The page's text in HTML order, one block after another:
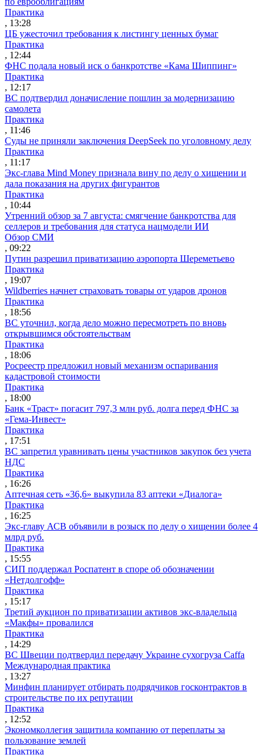
Практика
, 13:28
ЦБ ужесточил требования к листингу ценных бумаг
Практика
, 12:44
ФНС подала новый иск о банкротстве «Кама Шиппинг»
Практика
, 12:17
ВС подтвердил доначисление пошлин за модернизацию
самолета
Практика
, 11:46
Суды не приняли заключения DeepSeek по уголовному делу
Практика
, 11:17
Экс-глава Mind Money признала вину по делу о хищении и
дала показания на других фигурантов
Практика
, 10:44
Утренний обзор за 7 августа: смягчение банкротства для
селлеров и требования для статуса нацмодели ИИ
Обзор СМИ
, 09:22
Путин разрешил приватизацию аэропорта Шереметьево
Практика
, 19:07
Wildberries начнет страховать товары от ударов дронов
Практика
, 18:56
ВС уточнил, когда дело можно пересмотреть по вновь
открывшимся обстоятельствам
Практика
, 18:06
Росреестр предложил новый механизм оспаривания
кадастровой стоимости
Практика
, 18:00
Банк «Траст» погасит 797,3 млн руб. долга перед ФНС за
«Гема-Инвест»
Практика
, 17:51
ВС запретил уравнивать цены участников закупок без учета
НДС
Практика
, 16:26
Аптечная сеть «36,6» выкупила 83 аптеки «Диалога»
Практика
, 16:25
Экс-главу АСВ объявили в розыск по делу о хищении более 4
млрд руб.
Практика
, 15:55
СИП поддержал Роспатент в споре об обозначении
«Нетдолгофф»
Практика
, 15:17
Третий аукцион по приватизации активов экс-владельца
«Макфы» провалился
Практика
, 14:29
ВС Швеции подтвердил передачу Украине сухогруза Caffa
Международная практика
, 13:27
Минфин планирует отбирать подрядчиков госконтрактов в
строительстве по их репутации
Практика
, 12:52
Экономколлегия защитила компанию от переплаты за
пользование землей
Практика